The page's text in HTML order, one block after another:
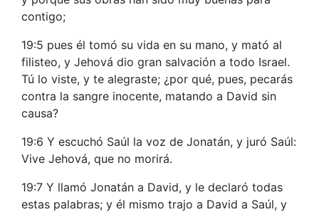
contigo;
19:5 pues él tomó su vida en su mano, y mató al
filisteo, y Jehová dio gran salvación a todo Israel.
Tú lo viste, y te alegraste; ¿por qué, pues, pecarás
contra la sangre inocente, matando a David sin
causa?
19:6 Y escuchó Saúl la voz de Jonatán, y juró Saúl:
Vive Jehová, que no morirá.
19:7 Y llamó Jonatán a David, y le declaró todas
estas palabras; y él mismo trajo a David a Saúl, y